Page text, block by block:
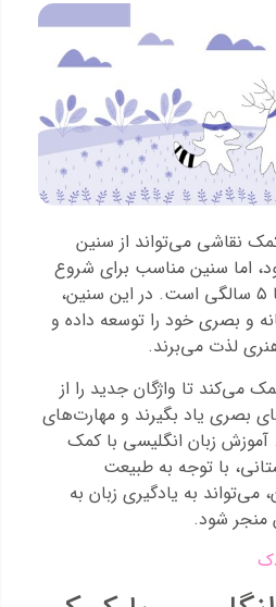
نقاشی می‌تواند از سنین
اما سنین مناسب برای شروع
این فعالیت معمولاً از ۳ تا ۵ سالگی است. در این سنین،
و بصری خود را توسعه داده و
لذت می‌برند.
می‌کند تا واژگان جدید را از
بصری یاد بگیرند و مهارت‌های
آموزش زبان انگلیسی با کمک
با توجه به طبیعت
می‌تواند به یادگیری زبان به
شود.